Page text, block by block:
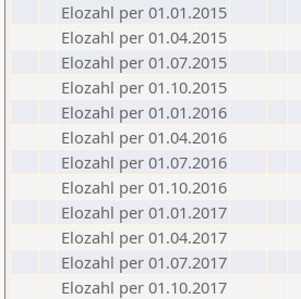
Elozahl per 01.01.2015
Elozahl per 01.04.2015
Elozahl per 01.07.2015
Elozahl per 01.10.2015
Elozahl per 01.01.2016
Elozahl per 01.04.2016
Elozahl per 01.07.2016
Elozahl per 01.10.2016
Elozahl per 01.01.2017
Elozahl per 01.04.2017
Elozahl per 01.07.2017
Elozahl per 01.10.2017